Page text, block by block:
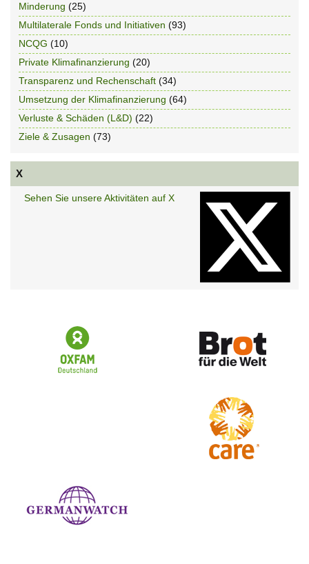
Minderung (25)
Multilaterale Fonds und Initiativen (93)
NCQG (10)
Private Klimafinanzierung (20)
Transparenz und Rechenschaft (34)
Umsetzung der Klimafinanzierung (64)
Verluste & Schäden (L&D) (22)
Ziele & Zusagen (73)
X
Sehen Sie unsere Aktivitäten auf X